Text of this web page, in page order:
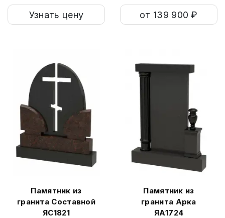
Узнать цену от 139 900 ₽
Памятник из
гранита Составной
ЯС1821
Памятник из
гранита Арка
ЯА1724